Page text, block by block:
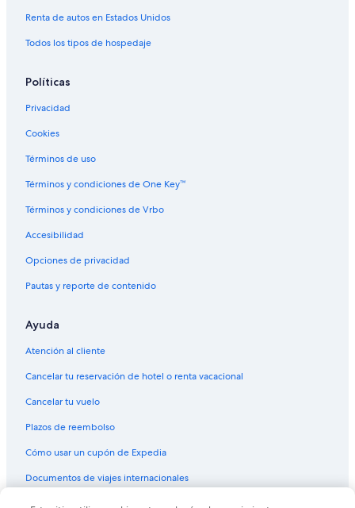
Renta de autos en Estados Unidos
Todos los tipos de hospedaje
Políticas
Privacidad
Cookies
Términos de uso
Términos y condiciones de One Key™
Términos y condiciones de Vrbo
Accesibilidad
Opciones de privacidad
Pautas y reporte de contenido
Ayuda
Atención al cliente
Cancelar tu reservación de hotel o renta vacacional
Cancelar tu vuelo
Plazos de reembolso
Cómo usar un cupón de Expedia
Documentos de viajes internacionales